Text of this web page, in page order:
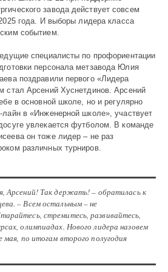
завода действует совсем
года. И выборы лидера класса
событием.
специалисты по проф­ориентации
персонала метзавода Юлия
поздравили первого «Лидера
стал Арсений Хуснетдинов. Арсений
в основной школе, но и регулярно
в «Инженерной школе», участвует
увлекается футболом. В команде
он тоже лидер – не раз
различных турниров.
Арсений! Так держать! – обратилась к
– Всем остальным – не
стремитесь, развивайтесь,
олимпиадах. Нового лидера назовем
мая, по итогам второго полугодия